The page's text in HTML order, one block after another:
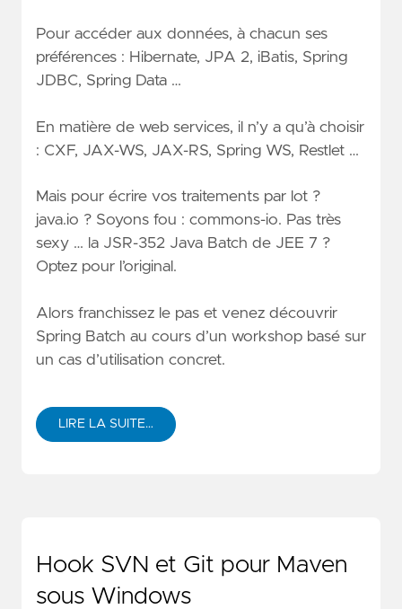
Pour accéder aux données, à chacun ses
préférences : Hibernate, JPA 2, iBatis, Spring
JDBC, Spring Data …
En matière de web services, il n’y a qu’à choisir
: CXF, JAX-WS, JAX-RS, Spring WS, Restlet …
Mais pour écrire vos traitements par lot ?
java.io ? Soyons fou : commons-io. Pas très
sexy … la JSR-352 Java Batch de JEE 7 ?
Optez pour l’original.
Alors franchissez le pas et venez découvrir
Spring Batch au cours d’un workshop basé sur
un cas d’utilisation concret.
LIRE LA SUITE…
Hook SVN et Git pour Maven
sous Windows